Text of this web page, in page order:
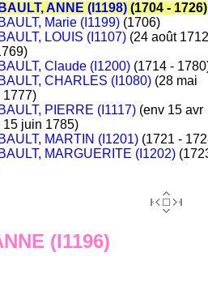
ANNE (I1198)(1704 - 1726)
Marie (I1199)(1706)
LOUIS (I1107)(24 août
Claude (I1200)(1714 -
CHARLES (I1080)(28 mai
1777)
PIERRE (I1117)(env 15 avr
15 juin 1785)
MARTIN (I1201)(1721 -
MARGUERITE (I1202)
(I1196)